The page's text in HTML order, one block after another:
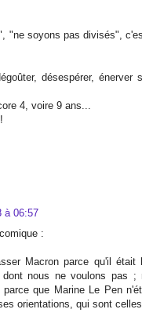
"ne soyons pas divisés",
désespérer, énerver
4, voire 9 ans...
à 06:57
:
Macron parce qu'il était
dont nous ne voulons pas ;
parce que Marine Le Pen
orientations, qui sont